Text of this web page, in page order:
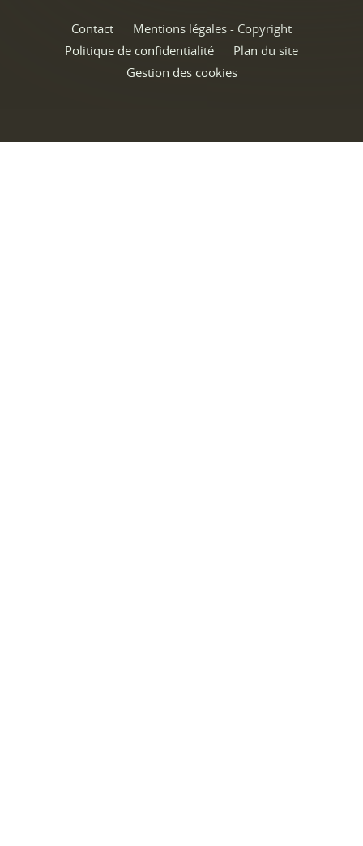
Contact
Mentions légales - Copyright
Politique de confidentialité
Plan du site
Gestion des cookies